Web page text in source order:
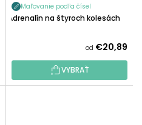
Maľovanie podľa čísel
Adrenalín na štyroch kolesách
od €20,89
VYBRAŤ